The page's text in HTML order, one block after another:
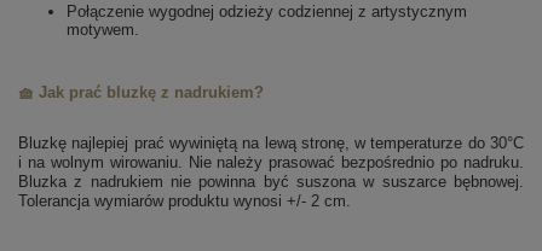
Połączenie wygodnej odzieży codziennej z artystycznym
motywem.
🧺 Jak prać bluzkę z nadrukiem?
Bluzkę najlepiej prać wywiniętą na lewą stronę, w temperaturze do 30°C
i na wolnym wirowaniu. Nie należy prasować bezpośrednio po nadruku.
Bluzka z nadrukiem nie powinna być suszona w suszarce bębnowej.
Tolerancja wymiarów produktu wynosi +/- 2 cm.